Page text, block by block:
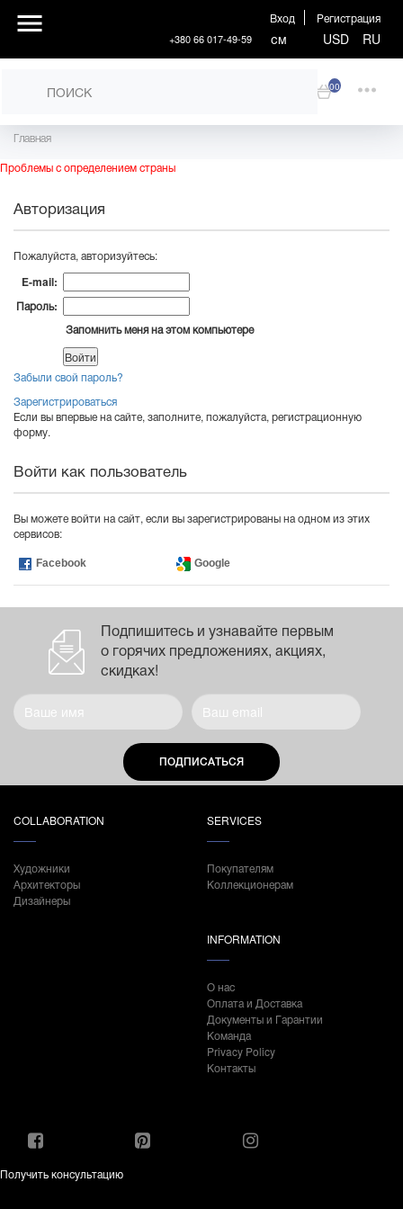
Вход Регистрация
+380 66 017-49-59 см USD RU
00
Главная
Проблемы с определением страны
Авторизация
Пожалуйста, авторизуйтесь:
E-mail:
Пароль:
Запомнить меня на этом компьютере
Забыли свой пароль?
Зарегистрироваться
Если вы впервые на сайте, заполните, пожалуйста, регистрационную
форму.
Войти как пользователь
Вы можете войти на сайт, если вы зарегистрированы на одном из этих
сервисов:
Facebook Google
Подпишитесь и узнавайте первым
о горячих предложениях, акциях,
скидках!
ПОДПИСАТЬСЯ
COLLABORATION
Художники
Архитекторы
Дизайнеры
SERVICES
Покупателям
Коллекционерам
INFORMATION
О нас
Оплата и Доставка
Документы и Гарантии
Команда
Privacy Policy
Контакты
Получить консультацию